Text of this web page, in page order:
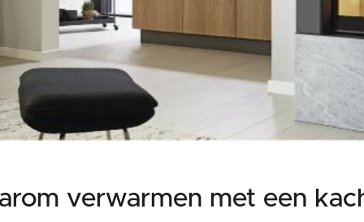
verwarmen met een